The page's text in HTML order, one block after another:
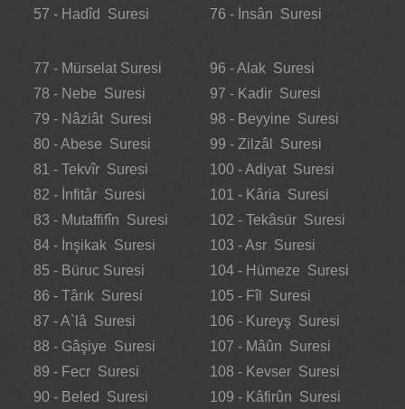
57 - Hadîd Suresi
76 - İnsân Suresi
77 - Mürselat Suresi
78 - Nebe Suresi
79 - Nâziât Suresi
80 - Abese Suresi
81 - Tekvîr Suresi
82 - İnfitâr Suresi
83 - Mutaffifîn Suresi
84 - İnşikak Suresi
85 - Büruc Suresi
86 - Târık Suresi
87 - A`lâ Suresi
88 - Gâşiye Suresi
89 - Fecr Suresi
90 - Beled Suresi
96 - Alak Suresi
97 - Kadir Suresi
98 - Beyyine Suresi
99 - Zilzâl Suresi
100 - Adiyat Suresi
101 - Kâria Suresi
102 - Tekâsür Suresi
103 - Asr Suresi
104 - Hümeze Suresi
105 - Fîl Suresi
106 - Kureyş Suresi
107 - Mâûn Suresi
108 - Kevser Suresi
109 - Kâfirûn Suresi